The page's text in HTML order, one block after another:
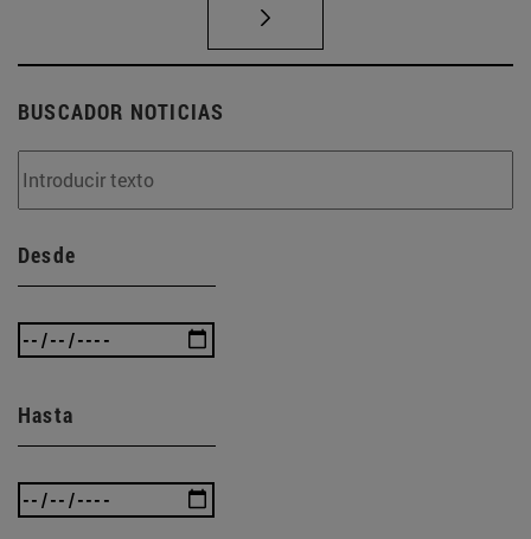
BUSCADOR NOTICIAS
Desde
Hasta